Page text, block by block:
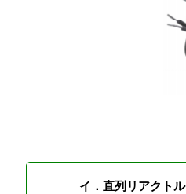
イ．直列リアクトル